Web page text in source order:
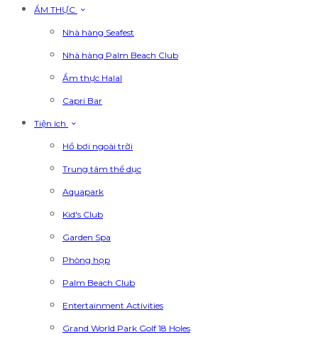
ẨM THỰC
Nhà hàng Seafest
Nhà hàng Palm Beach Club
Ẩm thực Halal
Capri Bar
Tiện ích
Hồ bơi ngoài trời
Trung tâm thể dục
Aquapark
Kid's Club
Garden Spa
Phòng họp
Palm Beach Club
Entertainment Activities
Grand World Park Golf 18 Holes